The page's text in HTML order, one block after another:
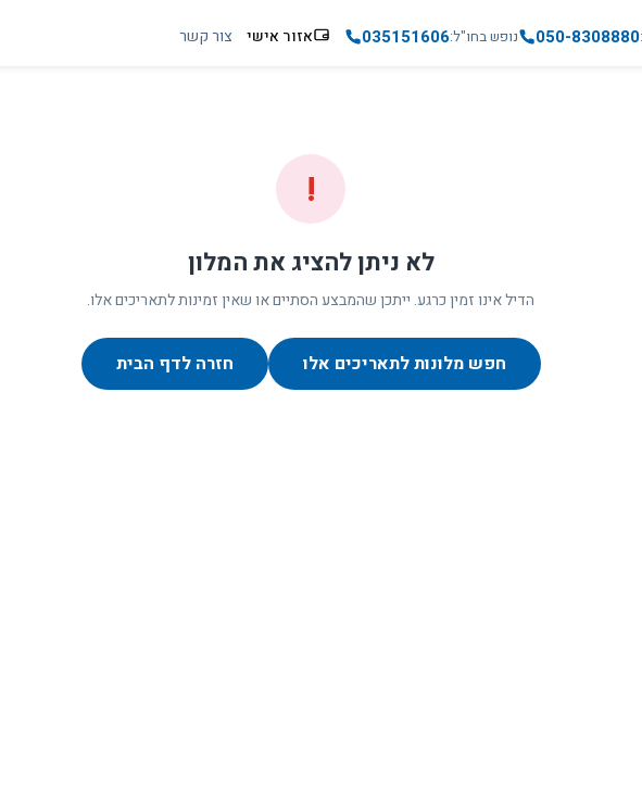
050-8308880 נופש בחו"ל035151606 אזור אישי צור קשר
!
לא ניתן להציג את המלון
הדיל אינו זמין כרגע. ייתכן שהמבצע הסתיים או שאין זמינות לתאריכים אלו.
חפש מלונות לתאריכים אלו חזרה לדף הבית